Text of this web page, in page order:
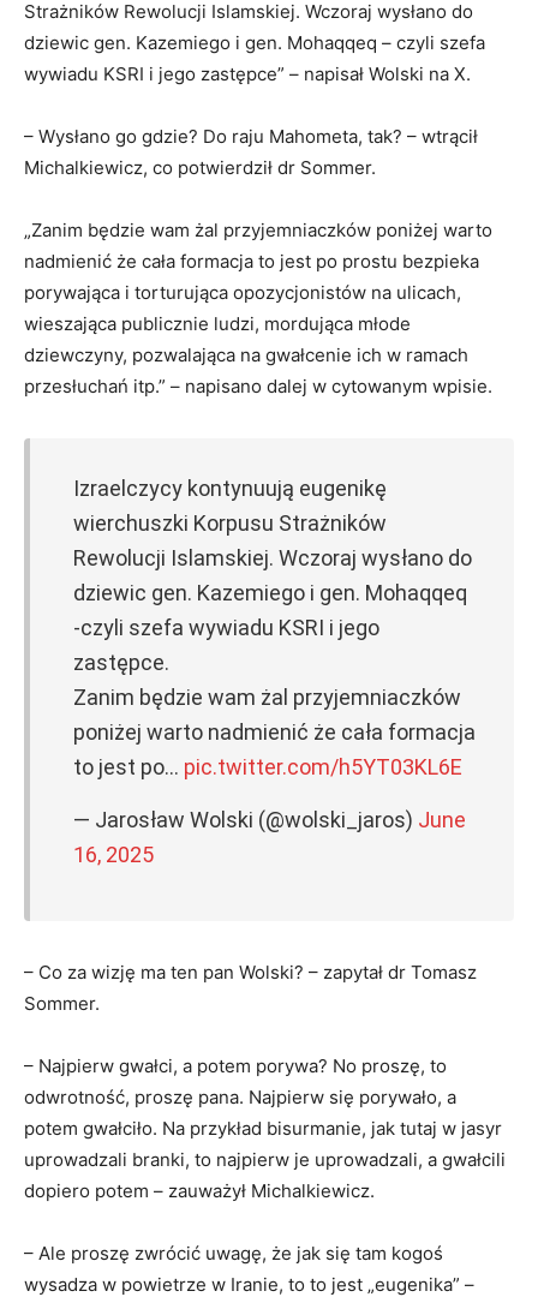
Strażników Rewolucji Islamskiej. Wczoraj wysłano do
dziewic gen. Kazemiego i gen. Mohaqqeq – czyli szefa
wywiadu KSRI i jego zastępce” – napisał Wolski na X.
– Wysłano go gdzie? Do raju Mahometa, tak? – wtrącił
Michalkiewicz, co potwierdził dr Sommer.
„Zanim będzie wam żal przyjemniaczków poniżej warto
nadmienić że cała formacja to jest po prostu bezpieka
porywająca i torturująca opozycjonistów na ulicach,
wieszająca publicznie ludzi, mordująca młode
dziewczyny, pozwalająca na gwałcenie ich w ramach
przesłuchań itp.” – napisano dalej w cytowanym wpisie.
Izraelczycy kontynuują eugenikę
wierchuszki Korpusu Strażników
Rewolucji Islamskiej. Wczoraj wysłano do
dziewic gen. Kazemiego i gen. Mohaqqeq
-czyli szefa wywiadu KSRI i jego
zastępce.
Zanim będzie wam żal przyjemniaczków
poniżej warto nadmienić że cała formacja
to jest po… pic.twitter.com/h5YT03KL6E
— Jarosław Wolski (@wolski_jaros) June
16, 2025
– Co za wizję ma ten pan Wolski? – zapytał dr Tomasz
Sommer.
– Najpierw gwałci, a potem porywa? No proszę, to
odwrotność, proszę pana. Najpierw się porywało, a
potem gwałciło. Na przykład bisurmanie, jak tutaj w jasyr
uprowadzali branki, to najpierw je uprowadzali, a gwałcili
dopiero potem – zauważył Michalkiewicz.
– Ale proszę zwrócić uwagę, że jak się tam kogoś
wysadza w powietrze w Iranie, to to jest „eugenika” –